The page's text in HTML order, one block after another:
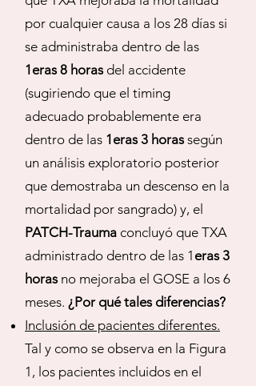
por cualquier causa a los 28 días si
se administraba dentro de las
1eras 8 horasdel accidente
(sugiriendo que el timing
adecuado probablemente era
dentro de las 1eras 3 horassegún
un análisis exploratorio posterior
que demostraba un descenso en la
mortalidad por sangrado) y, el
PATCH-Trauma concluyó que TXA
administrado dentro de las 1 eras 3
horasno mejoraba el GOSE a los 6
meses. ¿Por qué tales diferencias?
Inclusión de pacientes diferentes.
Tal y como se observa en la Figura
1, los pacientes incluidos en el